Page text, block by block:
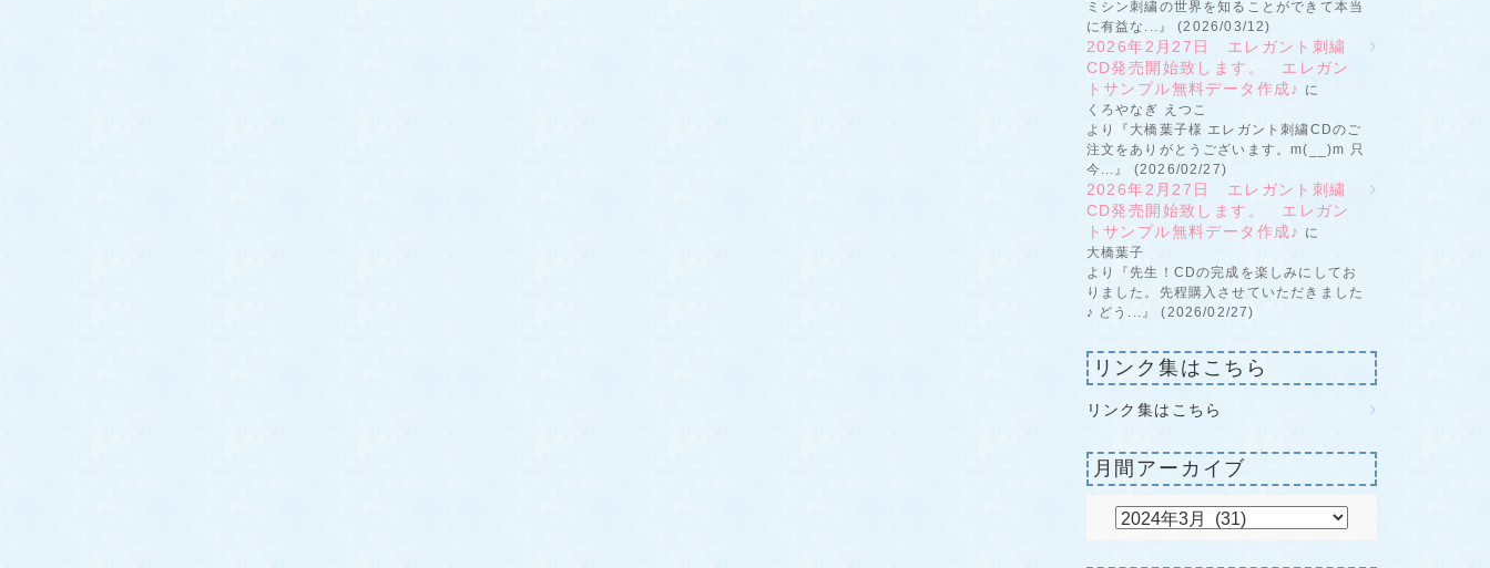
ミシン刺繍の世界を知ることができて本当
に有益な...』 (2026/03/12)
2026年2月27日 エレガント刺繍
CD発売開始致します。 エレガン
トサンプル無料データ作成♪ に
くろやなぎ えつこ
より『大橋葉子様 エレガント刺繍CDのご
注文をありがとうございます。m(__)m 只
今...』 (2026/02/27)
2026年2月27日 エレガント刺繍
CD発売開始致します。 エレガン
トサンプル無料データ作成♪ に
大橋葉子
より『先生！CDの完成を楽しみにしてお
りました。先程購入させていただきました
♪ どう...』 (2026/02/27)
リンク集はこちら
リンク集はこちら
月間アーカイブ